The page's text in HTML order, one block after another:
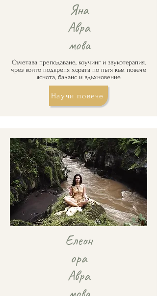
Яна
Авра
мова
Съчетава преподаване, коучинг и звукотерапия,
чрез които подкрепя хората по пътя към повече
яснота, баланс и вдъхновение
Научи повече
Елеон
ора
Авра